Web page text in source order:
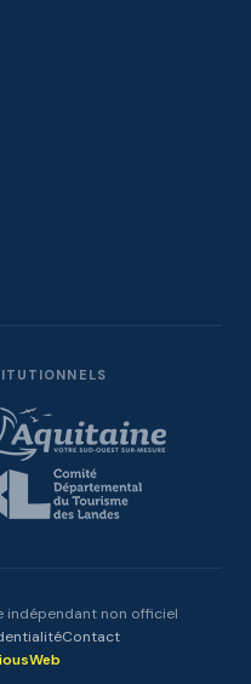
indépendant non officiel
Contact